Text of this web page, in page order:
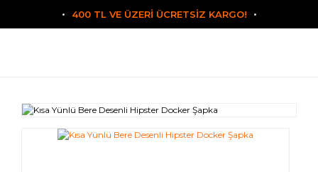
400 TL VE ÜZERİ ÜCRETSİZ KARGO!